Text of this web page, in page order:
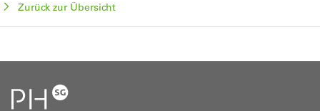
Zurück zur Übersicht